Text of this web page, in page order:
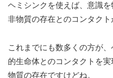
ヘミシンクを使えば、意識
非物質の存在とのコンタクト
これまでにも数多くの方が
的生命体とのコンタクトを
物質の存在ですけどね。